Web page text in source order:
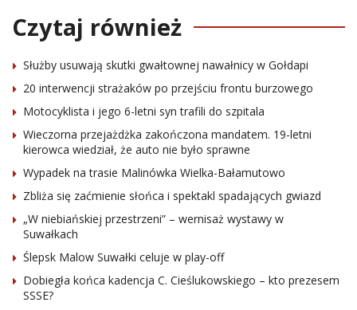
Czytaj również
Służby usuwają skutki gwałtownej nawałnicy w Gołdapi
20 interwencji strażaków po przejściu frontu burzowego
Motocyklista i jego 6-letni syn trafili do szpitala
Wieczorna przejażdżka zakończona mandatem. 19-letni
kierowca wiedział, że auto nie było sprawne
Wypadek na trasie Malinówka Wielka-Bałamutowo
Zbliża się zaćmienie słońca i spektakl spadających gwiazd
„W niebiańskiej przestrzeni” – wernisaż wystawy w
Suwałkach
Ślepsk Malow Suwałki celuje w play-off
Dobiegła końca kadencja C. Cieślukowskiego – kto prezesem
SSSE?